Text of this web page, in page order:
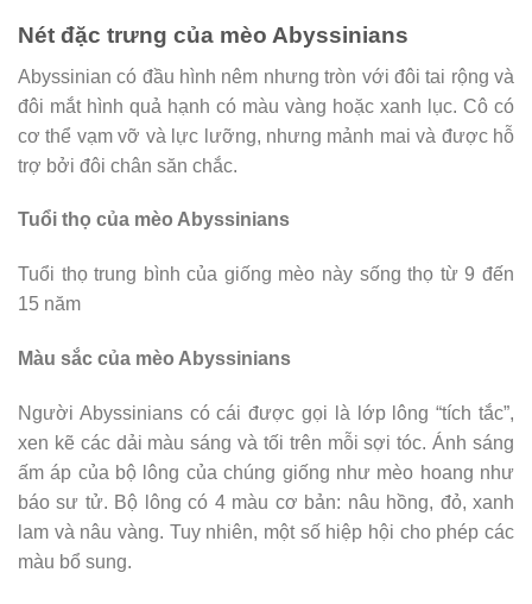
Nét đặc trưng của mèo Abyssinians
Abyssinian có đầu hình nêm nhưng tròn với đôi tai rộng và
đôi mắt hình quả hạnh có màu vàng hoặc xanh lục. Cô có
cơ thể vạm vỡ và lực lưỡng, nhưng mảnh mai và được hỗ
trợ bởi đôi chân săn chắc.
Tuổi thọ của mèo Abyssinians
Tuổi thọ trung bình của giống mèo này sống thọ từ 9 đến
15 năm
Màu sắc của mèo Abyssinians
Người Abyssinians có cái được gọi là lớp lông “tích tắc”,
xen kẽ các dải màu sáng và tối trên mỗi sợi tóc. Ánh sáng
ấm áp của bộ lông của chúng giống như mèo hoang như
báo sư tử. Bộ lông có 4 màu cơ bản: nâu hồng, đỏ, xanh
lam và nâu vàng. Tuy nhiên, một số hiệp hội cho phép các
màu bổ sung.